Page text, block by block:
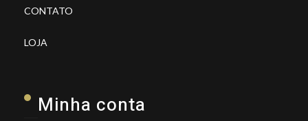
CONTATO
LOJA
Minha conta